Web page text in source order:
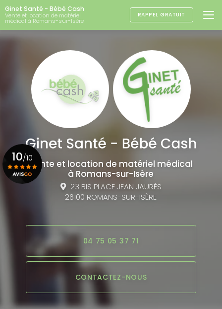
Aller
au
contenu
principal
Ginet Santé - Bébé Cash
Vente et location de matériel
médical à Romans-sur-Isère
RAPPEL GRATUIT
Vente et location de matériel médical
à Romans-sur-Isère
23 BIS PLACE JEAN JAURÈS
26100 ROMANS-SUR-ISÈRE
04 75 05 37 71
CONTACTEZ-NOUS
10/10